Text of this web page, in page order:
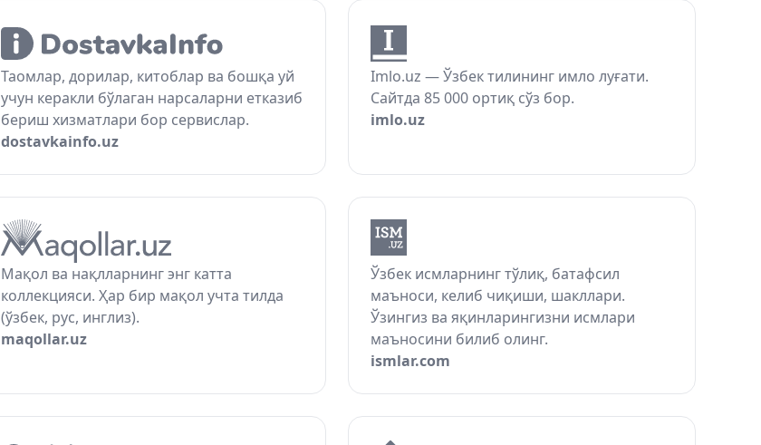
Таомлар, дорилар, китоблар ва бошқа уй
учун керакли бўлаган нарсаларни етказиб
бериш хизматлари бор сервислар.
dostavkainfo.uz
Imlo.uz — Ўзбек тилининг имло луғати.
Сайтда 85 000 ортиқ сўз бор.
imlo.uz
Мақол ва нақлларнинг энг катта
коллекцияси. Ҳар бир мақол учта тилда
(ўзбек, рус, инглиз).
maqollar.uz
Ўзбек исмларнинг тўлиқ, батафсил
маъноси, келиб чиқиши, шакллари.
Ўзингиз ва яқинларингизни исмлари
маъносини билиб олинг.
ismlar.com